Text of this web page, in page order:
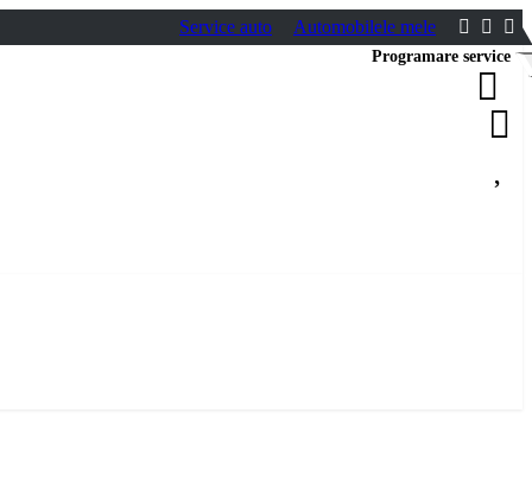
Service auto Automobilele mele
Programare service